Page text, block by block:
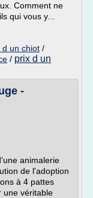
Comment ne
qui vous y...
d un chiot /
/ prix d un
-
animalerie
de l'adoption
à 4 pattes
une véritable